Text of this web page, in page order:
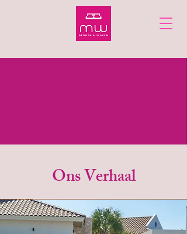
Ons Verhaal